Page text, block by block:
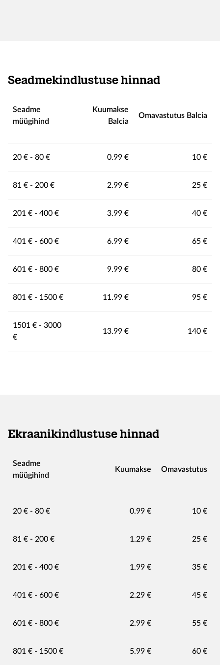
Seadmekindlustuse hinnad
Seadme
müügihind​
Kuumakse
Balcia​
Omavastutus Balcia​
20 € - 80 € 0.99 € 10 €
81 € - 200 € 2.99 € 25 €
201 € - 400 € 3.99 € 40 €
401 € - 600 € 6.99 € 65 €
601 € - 800 € 9.99 € 80 €
801 € - 1500 € 11.99 € 95 €
1501 € - 3000
€
13.99 € 140 €
Ekraanikindlustuse hinnad
Seadme
müügihind​
Kuumakse​ Omavastutus​
20 € - 80 €​ 0.99 €​ 10 €​
81 € - 200 €​ 1.29 €​ 25 €​
201 € - 400 €​ 1.99 €​ 35 €​
401 € - 600 €​ 2.29 €​ 45 €​
601 € - 800 €​ 2.99 €​ 55 €​
801 € - 1500 €​ 5.99 €​ 60 €​